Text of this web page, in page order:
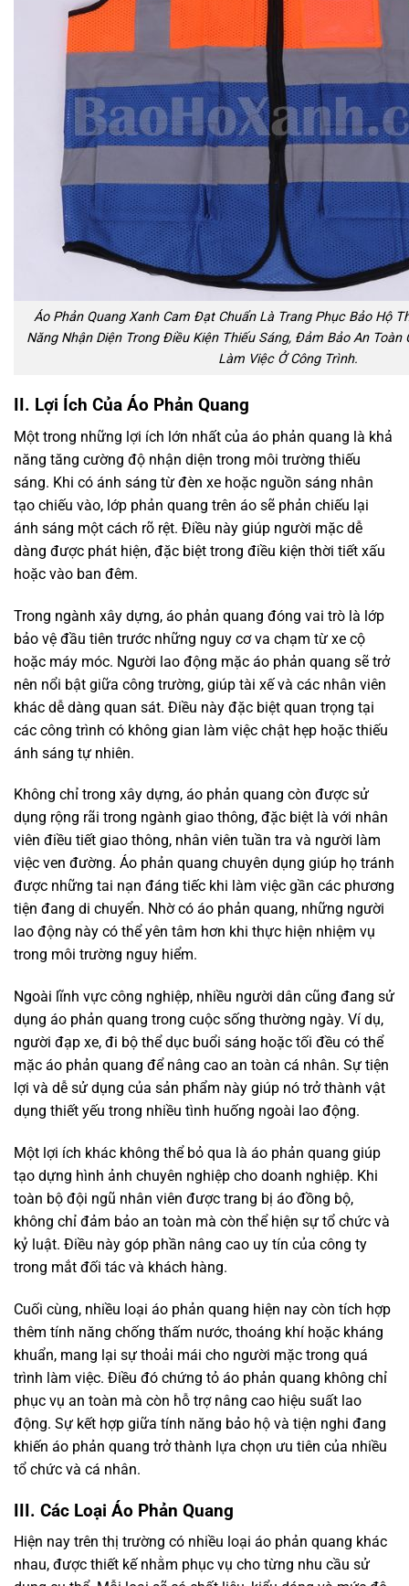
Áo Phản Quang Xanh Cam Đạt Chuẩn Là Trang Phục Bảo Hộ
Năng Nhận Diện Trong Điều Kiện Thiếu Sáng, Đảm Bảo An Toàn
Làm Việc Ở Công Trình.
II. Lợi Ích Của Áo Phản Quang
Một trong những lợi ích lớn nhất của áo phản quang là khả
năng tăng cường độ nhận diện trong môi trường thiếu
sáng. Khi có ánh sáng từ đèn xe hoặc nguồn sáng nhân
tạo chiếu vào, lớp phản quang trên áo sẽ phản chiếu lại
ánh sáng một cách rõ rệt. Điều này giúp người mặc dễ
dàng được phát hiện, đặc biệt trong điều kiện thời tiết xấu
hoặc vào ban đêm.
Trong ngành xây dựng, áo phản quang đóng vai trò là lớp
bảo vệ đầu tiên trước những nguy cơ va chạm từ xe cộ
hoặc máy móc. Người lao động mặc áo phản quang sẽ trở
nên nổi bật giữa công trường, giúp tài xế và các nhân viên
khác dễ dàng quan sát. Điều này đặc biệt quan trọng tại
các công trình có không gian làm việc chật hẹp hoặc thiếu
ánh sáng tự nhiên.
Không chỉ trong xây dựng, áo phản quang còn được sử
dụng rộng rãi trong ngành giao thông, đặc biệt là với nhân
viên điều tiết giao thông, nhân viên tuần tra và người làm
việc ven đường. Áo phản quang chuyên dụng giúp họ tránh
được những tai nạn đáng tiếc khi làm việc gần các phương
tiện đang di chuyển. Nhờ có áo phản quang, những người
lao động này có thể yên tâm hơn khi thực hiện nhiệm vụ
trong môi trường nguy hiểm.
Ngoài lĩnh vực công nghiệp, nhiều người dân cũng đang sử
dụng áo phản quang trong cuộc sống thường ngày. Ví dụ,
người đạp xe, đi bộ thể dục buổi sáng hoặc tối đều có thể
mặc áo phản quang để nâng cao an toàn cá nhân. Sự tiện
lợi và dễ sử dụng của sản phẩm này giúp nó trở thành vật
dụng thiết yếu trong nhiều tình huống ngoài lao động.
Một lợi ích khác không thể bỏ qua là áo phản quang giúp
tạo dựng hình ảnh chuyên nghiệp cho doanh nghiệp. Khi
toàn bộ đội ngũ nhân viên được trang bị áo đồng bộ,
không chỉ đảm bảo an toàn mà còn thể hiện sự tổ chức và
kỷ luật. Điều này góp phần nâng cao uy tín của công ty
trong mắt đối tác và khách hàng.
Cuối cùng, nhiều loại áo phản quang hiện nay còn tích hợp
thêm tính năng chống thấm nước, thoáng khí hoặc kháng
khuẩn, mang lại sự thoải mái cho người mặc trong quá
trình làm việc. Điều đó chứng tỏ áo phản quang không chỉ
phục vụ an toàn mà còn hỗ trợ nâng cao hiệu suất lao
động. Sự kết hợp giữa tính năng bảo hộ và tiện nghi đang
khiến áo phản quang trở thành lựa chọn ưu tiên của nhiều
tổ chức và cá nhân.
III. Các Loại Áo Phản Quang
Hiện nay trên thị trường có nhiều loại áo phản quang khác
nhau, được thiết kế nhằm phục vụ cho từng nhu cầu sử